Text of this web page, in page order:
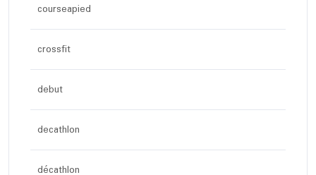
courseapied
crossfit
debut
decathlon
décathlon